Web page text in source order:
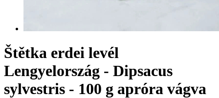
Štětka erdei levél
Lengyelország - Dipsacus
sylvestris - 100 g apróra vágva